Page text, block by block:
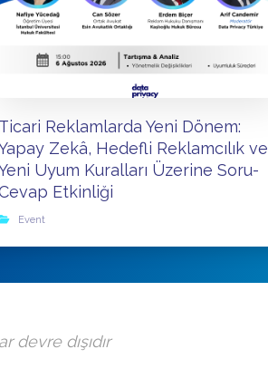
Ticari Reklamlarda Yeni Dönem:
Zekâ, Hedefli Reklamcılık ve
Uyum Kuralları Üzerine Soru-
Etkinliği
Event
devre dışıdır